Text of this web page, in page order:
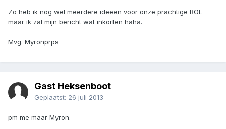
Zo heb ik nog wel meerdere ideeen voor onze prachtige BOL
maar ik zal mijn bericht wat inkorten haha.
Mvg. Myronprps
Gast Heksenboot
Geplaatst: 26 juli 2013
pm me maar Myron.